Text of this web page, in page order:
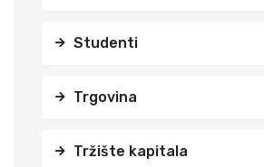
Studenti
Trgovina
Tržište kapitala